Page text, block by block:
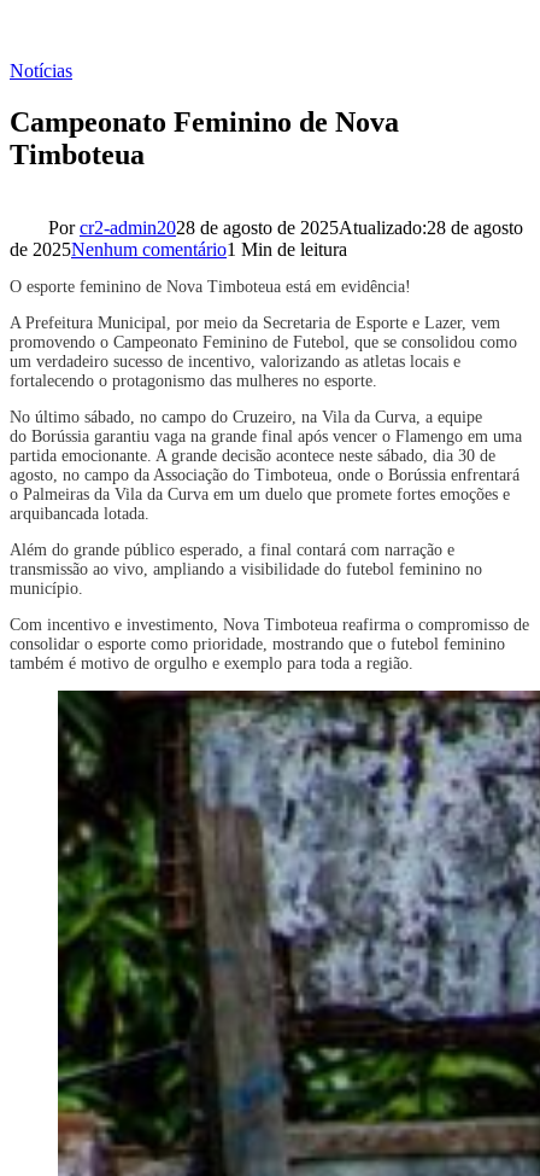
Notícias
Campeonato Feminino de Nova
Timboteua
Por cr2-admin2028 de agosto de 2025Atualizado:28 de agosto
de 2025Nenhum comentário1 Min de leitura
O esporte feminino de Nova Timboteua está em evidência!
A Prefeitura Municipal, por meio da Secretaria de Esporte e Lazer, vem
promovendo o Campeonato Feminino de Futebol, que se consolidou como
um verdadeiro sucesso de incentivo, valorizando as atletas locais e
fortalecendo o protagonismo das mulheres no esporte.
No último sábado, no campo do Cruzeiro, na Vila da Curva, a equipe
do Borússia garantiu vaga na grande final após vencer o Flamengo em uma
partida emocionante. A grande decisão acontece neste sábado, dia 30 de
agosto, no campo da Associação do Timboteua, onde o Borússia enfrentará
o Palmeiras da Vila da Curva em um duelo que promete fortes emoções e
arquibancada lotada.
Além do grande público esperado, a final contará com narração e
transmissão ao vivo, ampliando a visibilidade do futebol feminino no
município.
Com incentivo e investimento, Nova Timboteua reafirma o compromisso de
consolidar o esporte como prioridade, mostrando que o futebol feminino
também é motivo de orgulho e exemplo para toda a região.